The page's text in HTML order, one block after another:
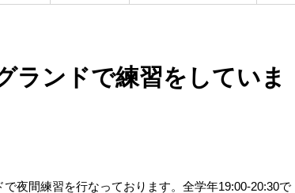
ランドで練習をしていま
夜間練習を行なっております。全学年19:00-20:30で